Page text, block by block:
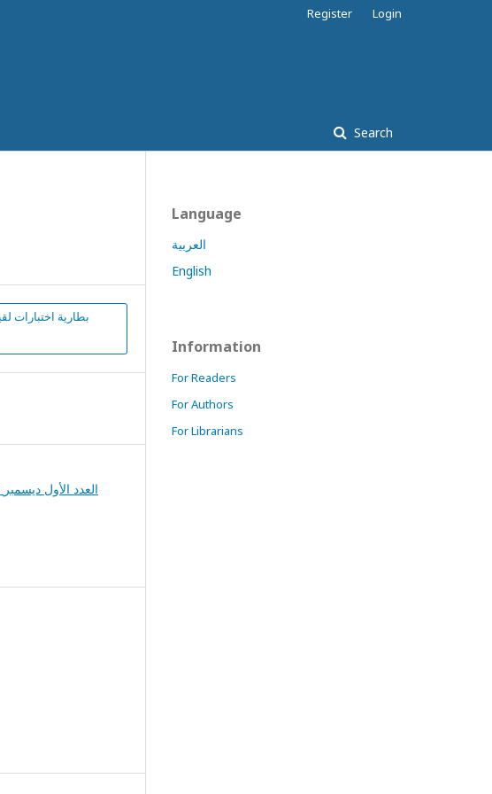
Search
Register Login
Language
العربية
English
Information
For Readers
For Authors
For Librarians